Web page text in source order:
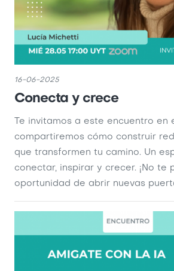
16-06-2025
Conecta y crece
Te invitamos a este encuentro en
compartiremos cómo construir
que transformen tu camino. Un
conectar, inspirar y crecer. ¡No te
oportunidad de abrir nuevas